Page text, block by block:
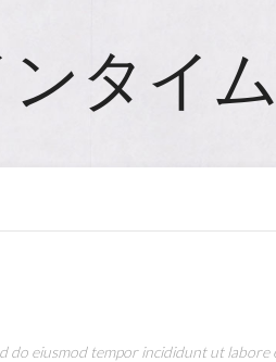
ンタイ
do eiusmod tempor incididunt ut labore